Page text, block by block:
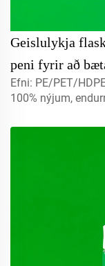
Geislulykja
peni fyrir að
Efni: PE/PET/
100% nýjum,
Magn: 5ml, 10ml,